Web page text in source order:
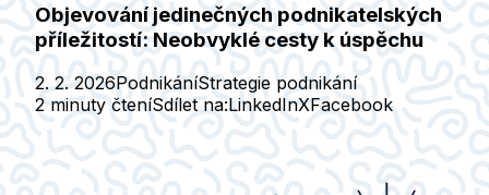
Objevování jedinečných podnikatelských
příležitostí: Neobvyklé cesty k úspěchu
2. 2. 2026PodnikáníStrategie podnikání
2 minuty čteníSdílet na:LinkedInXFacebook